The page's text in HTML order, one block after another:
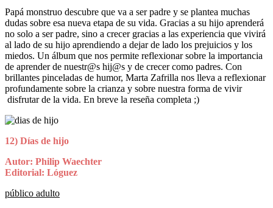
Papá monstruo descubre que va a ser padre y se plantea muchas
dudas sobre esa nueva etapa de su vida. Gracias a su hijo aprenderá
no solo a ser padre, sino a crecer gracias a las experiencia que vivirá
al lado de su hijo aprendiendo a dejar de lado los prejuicios y los
miedos. Un álbum que nos permite reflexionar sobre la importancia
de aprender de nuestr@s hij@s y de crecer como padres. Con
brillantes pinceladas de humor, Marta Zafrilla nos lleva a reflexionar
profundamente sobre la crianza y sobre nuestra forma de vivir
disfrutar de la vida. En breve la reseña completa ;)
12) Días de hijo
Autor: Philip Waechter
Editorial: Lóguez
público adulto